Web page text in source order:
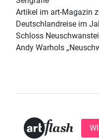
Artikel im art-Magazin
Deutschlandreise im
Schloss
Andy Warhols